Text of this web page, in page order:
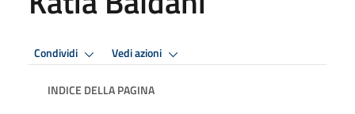
Condividi Vedi azioni
INDICE DELLA PAGINA